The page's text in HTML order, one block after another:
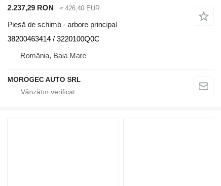
2.237,29 RON ≈ 426,40 EUR
Piesă de schimb - arbore principal
38200463414 / 3220100Q0C
România, Baia Mare
MOROGEC AUTO SRL